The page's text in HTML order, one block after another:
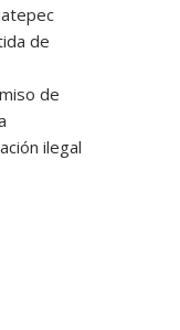
de
de
ilegal